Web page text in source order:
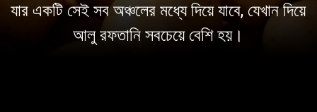
যার একটি সেই সব অঞ্চলের মধ্যে দিয়ে যাবে, যেখান দিয়ে
আলু রফতানি সবচেয়ে বেশি হয়।